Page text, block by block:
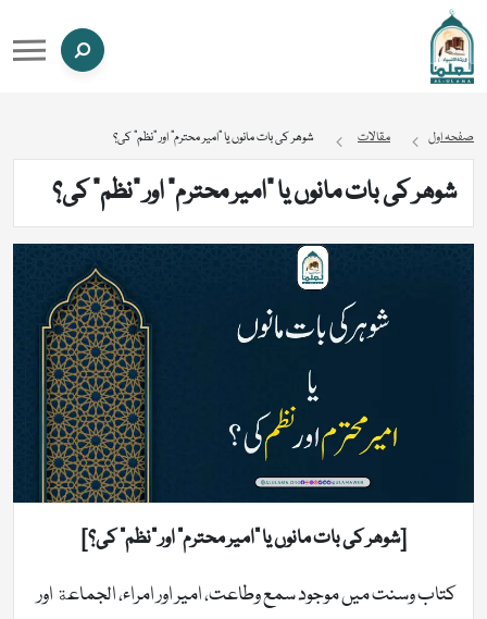
صفحہ اول مقالات شوھر کی بات مانوں یا “امیر محترم” اور “نظم” کی؟
شوھر کی بات مانوں یا “امیر محترم” اور “نظم” کی؟
[شوھر کی بات مانوں یا “امیر محترم” اور “نظم” کی؟]
کتاب وسنت میں موجود سمع وطاعت، امیر اور امراء، الجماعة اور